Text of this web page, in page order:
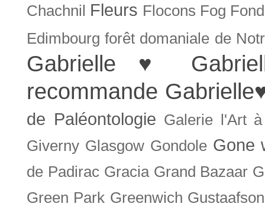
Chachnil Fleurs Flocons Fog
Edimbourg forêt domaniale de
Gabrielle ♥
recommande
de Paléontologie Galerie l'Art
Giverny Glasgow Gondole Gone
de Padirac Gracia Grand Bazaar
Green Park Greenwich Gustaafson